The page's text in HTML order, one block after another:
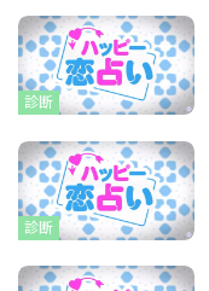
診断
診断